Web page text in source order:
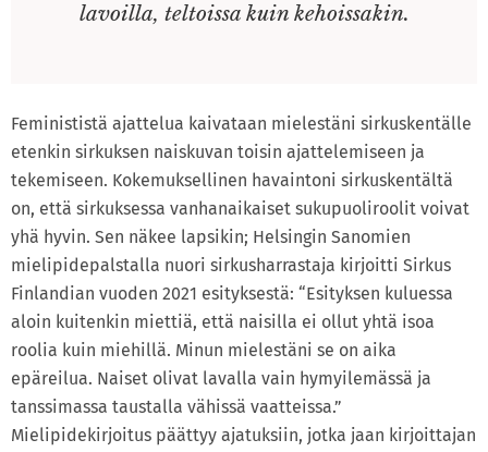
lavoilla, teltoissa kuin kehoissakin.
Feminististä ajattelua kaivataan mielestäni sirkuskentälle
etenkin sirkuksen naiskuvan toisin ajattelemiseen ja
tekemiseen. Kokemuksellinen havaintoni sirkuskentältä
on, että sirkuksessa vanhanaikaiset sukupuoliroolit voivat
yhä hyvin. Sen näkee lapsikin; Helsingin Sanomien
mielipidepalstalla nuori sirkusharrastaja kirjoitti Sirkus
Finlandian vuoden 2021 esityksestä: “Esityksen kuluessa
aloin kuitenkin miettiä, että naisilla ei ollut yhtä isoa
roolia kuin miehillä. Minun mielestäni se on aika
epäreilua. Naiset olivat lavalla vain hymyilemässä ja
tanssimassa taustalla vähissä vaatteissa.”
Mielipidekirjoitus päättyy ajatuksiin, jotka jaan kirjoittajan